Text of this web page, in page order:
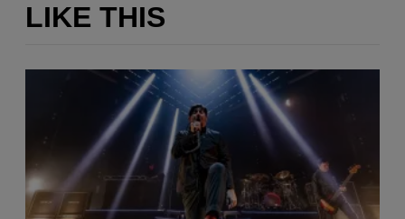
LIKE THIS